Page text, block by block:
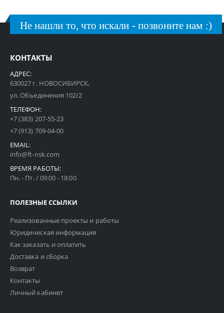
Не нашли то, что искали - позвоните нам :)
КОНТАКТЫ
АДРЕС:
630027 г. НОВОСИБИРСК,
ул. Объединения 102/2
ТЕЛЕФОН:
+7 (383) 207-55-23
+7 (913) 709-04-00
EMAIL:
info@ft-nsk.com
ВРЕМЯ РАБОТЫ:
Пн. - Пт. / 09:00 - 18:00
ПОЛЕЗНЫЕ ССЫЛКИ
Реализованные проекты и работы
Юридическая информация
Как заказать и оплатить
Доставка и сборка
Возврат
Контакты
Личный кабинет